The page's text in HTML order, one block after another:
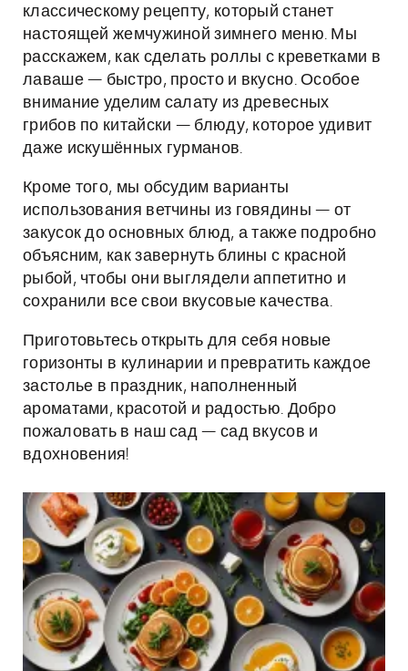
классическому рецепту, который станет
настоящей жемчужиной зимнего меню. Мы
расскажем, как сделать роллы с креветками в
лаваше — быстро, просто и вкусно. Особое
внимание уделим салату из древесных
грибов по китайски — блюду, которое удивит
даже искушённых гурманов.
Кроме того, мы обсудим варианты
использования ветчины из говядины — от
закусок до основных блюд, а также подробно
объясним, как завернуть блины с красной
рыбой, чтобы они выглядели аппетитно и
сохранили все свои вкусовые качества.
Приготовьтесь открыть для себя новые
горизонты в кулинарии и превратить каждое
застолье в праздник, наполненный
ароматами, красотой и радостью. Добро
пожаловать в наш сад — сад вкусов и
вдохновения!